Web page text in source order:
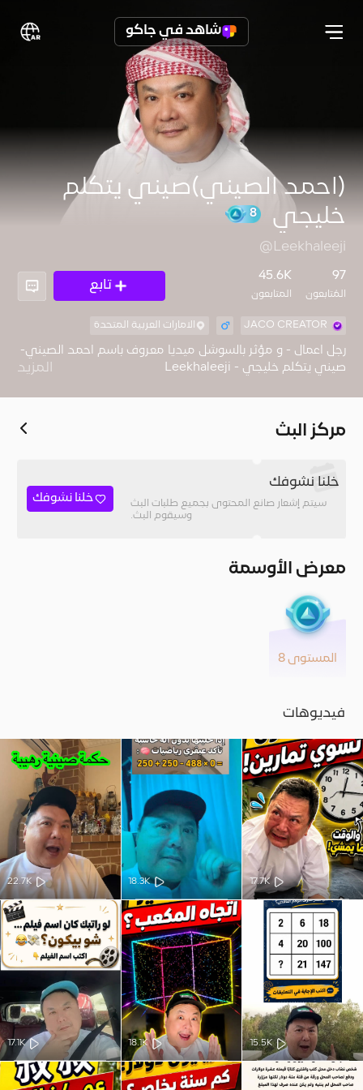
شاهد في جاكو
(احمد الصيني)صيني يتكلم
خليجي
8
@Leekhaleeji
97
المُتابعون
45.6K
المتابعون
تابع
JACO CREATOR الامارات العربية المتحدة
رجل اعمال - و مؤثر بالسوشل ميديا معروف باسم احمد الصيني-
1M فيسبوك
601K انستاجرام
المزيد
مركز البث
خلنا نشوفك
سيتم إشعار صانع المحتوى بجميع طلبات البث
وسيقوم البث.
خلنا نشوفك
معرض الأوسمة
المستوى 8
فيديوهات
17.7K
18.3K
22.7K
15.5K
18.1K
17.1K